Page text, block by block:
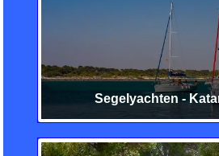
Segelyachten -